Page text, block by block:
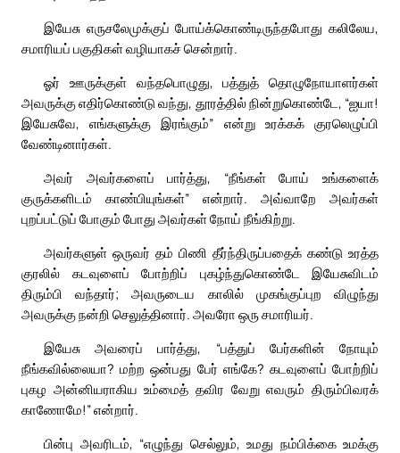
இயேசு எருசலேமுக்குப் போய்க்கொண்டிருந்தபோது கலிலேய,
சமாரியப் பகுதிகள் வழியாகச் சென்றார்.
ஓர் ஊருக்குள் வந்தபொழுது, பத்துத் தொழுநோயாளர்கள்
அவருக்கு எதிர்கொண்டு வந்து, தூரத்தில் நின்றுகொண்டே, “ஐயா!
இயேசுவே, எங்களுக்கு இரங்கும்” என்று உரக்கக் குரலெழுப்பி
வேண்டினார்கள்.
அவர் அவர்களைப் பார்த்து, “நீங்கள் போய் உங்களைக்
குருக்களிடம் காண்பியுங்கள்” என்றார். அவ்வாறே அவர்கள்
புறப்பட்டுப் போகும் போது அவர்கள் நோய் நீங்கிற்று.
அவர்களுள் ஒருவர் தம் பிணி தீர்ந்திருப்பதைக் கண்டு உரத்த
குரலில் கடவுளைப் போற்றிப் புகழ்ந்துகொண்டே இயேசுவிடம்
திரும்பி வந்தார்; அவருடைய காலில் முகங்குப்புற விழுந்து
அவருக்கு நன்றி செலுத்தினார். அவரோ ஒரு சமாரியர்.
இயேசு அவரைப் பார்த்து, “பத்துப் பேர்களின் நோயும்
நீங்கவில்லையா? மற்ற ஒன்பது பேர் எங்கே? கடவுளைப் போற்றிப்
புகழ அன்னியராகிய உம்மைத் தவிர வேறு எவரும் திரும்பிவரக்
காணோமே!” என்றார்.
பின்பு அவரிடம், “எழுந்து செல்லும், உமது நம்பிக்கை உமக்கு